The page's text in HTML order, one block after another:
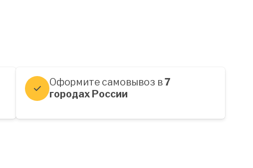
Оформите самовывоз в7
городах России